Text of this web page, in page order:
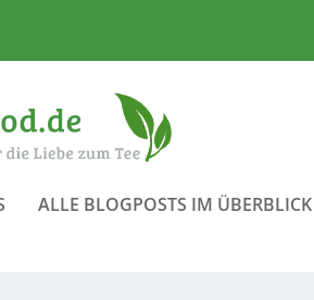
ALLE BLOGPOSTS IM ÜBERBLICK